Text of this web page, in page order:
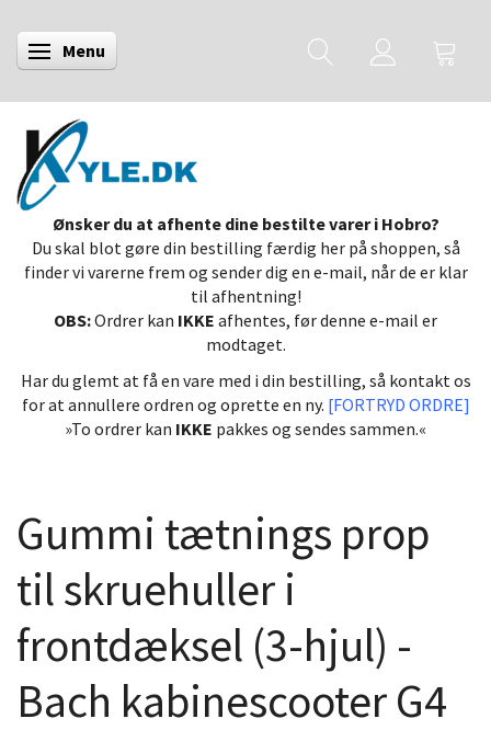
Skifte navigation
Menu
Ønsker du at afhente dine bestilte varer i Hobro?
Du skal blot gøre din bestilling færdig her på shoppen, så
finder vi varerne frem og sender dig en e-mail, når de er klar
til afhentning!
OBS:Ordrer kan IKKE afhentes, før denne e-mail er
modtaget.
Har du glemt at få en vare med i din bestilling, så kontakt os
for at annullere ordren og oprette en ny. [FORTRYD ORDRE]
»To ordrer kan IKKE pakkes og sendes sammen.«
Gummi tætnings prop
til skruehuller i
frontdæksel (3-hjul) -
Bach kabinescooter G4